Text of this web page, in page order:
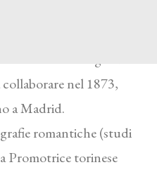
di Gaetano, fu
il teatro Regio di
nel 1873,
a Madrid.
romantiche (studi
Promotrice torinese